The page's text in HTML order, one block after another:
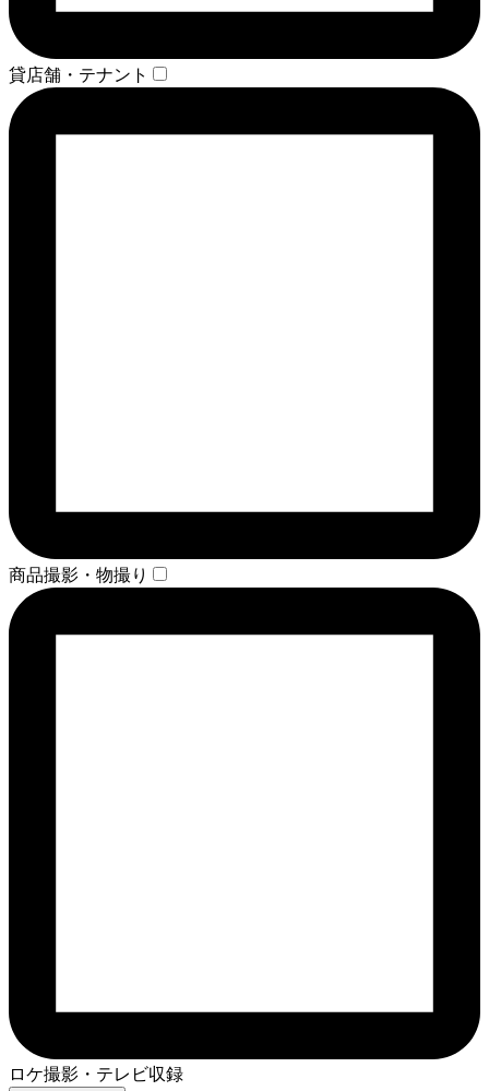
貸店舗・テナント
商品撮影・物撮り
ロケ撮影・テレビ収録